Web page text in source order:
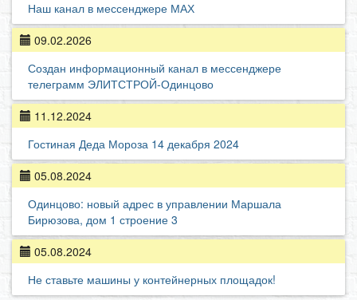
Наш канал в мессенджере МАХ
09.02.2026
Создан информационный канал в мессенджере
телеграмм ЭЛИТСТРОЙ-Одинцово
11.12.2024
Гостиная Деда Мороза 14 декабря 2024
05.08.2024
Одинцово: новый адрес в управлении Маршала
Бирюзова, дом 1 строение 3
05.08.2024
Не ставьте машины у контейнерных площадок!